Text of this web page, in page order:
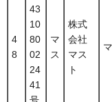
4
8
43
10
80
02
24
41
号
マ
ス
株式
会社
マス
ト